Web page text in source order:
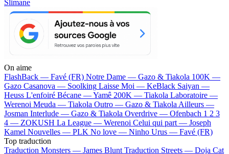
Slimane
On aime
FlashBack — Favé (FR) Notre Dame — Gazo & Tiakola 100K —
Gazo Casanova — Soolking Laisse Moi — KeBlack Saiyan —
Heuss L'enfoiré Bécane —Yamê 200K — Tiakola Laboratoire —
Werenoi Meuda — Tiakola Outro — Gazo & Tiakola Ailleurs —
Josman Interlude — Gazo & Tiakola Overdrive — Ofenbach 1 2 3
4 — ZOKUSH La League — Werenoi Celui qui part — Joseph
Kamel Nouvelles — PLK No love — Ninho Urus — Favé (FR)
Top traduction
Traduction Monsters — James Blunt Traduction Streets — Doja Cat